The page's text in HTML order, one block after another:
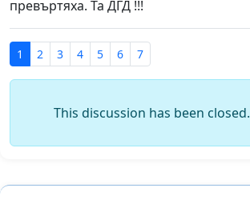
превъртяха. Та ДГД !!!
1 2 3 4 5 6 7
This discussion has been closed.